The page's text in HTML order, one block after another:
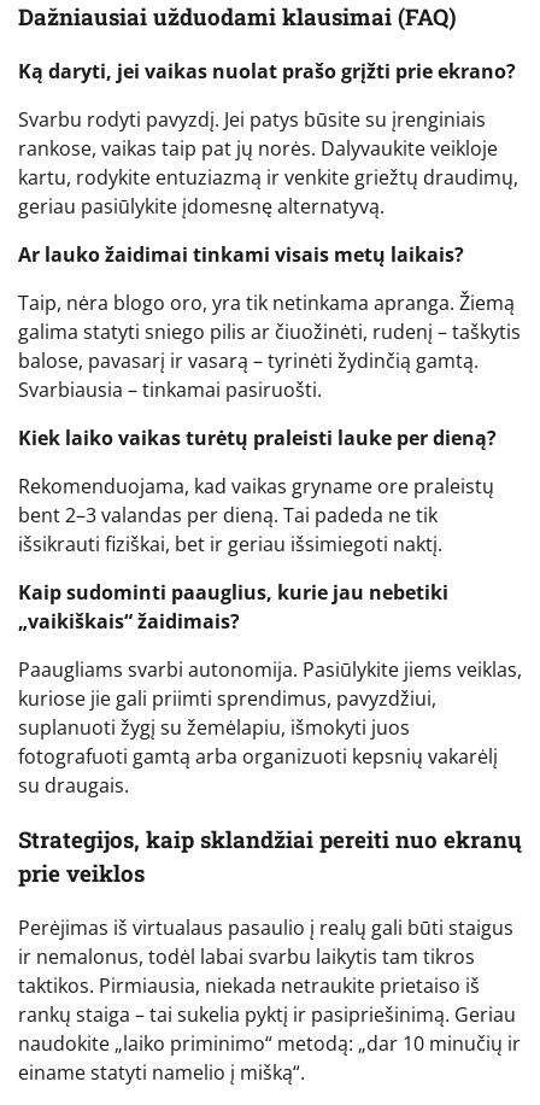
Dažniausiai užduodami klausimai (FAQ)
Ką daryti, jei vaikas nuolat prašo grįžti prie ekrano?
Svarbu rodyti pavyzdį. Jei patys būsite su įrenginiais
rankose, vaikas taip pat jų norės. Dalyvaukite veikloje
kartu, rodykite entuziazmą ir venkite griežtų draudimų,
geriau pasiūlykite įdomesnę alternatyvą.
Ar lauko žaidimai tinkami visais metų laikais?
Taip, nėra blogo oro, yra tik netinkama apranga. Žiemą
galima statyti sniego pilis ar čiuožinėti, rudenį – taškytis
balose, pavasarį ir vasarą – tyrinėti žydinčią gamtą.
Svarbiausia – tinkamai pasiruošti.
Kiek laiko vaikas turėtų praleisti lauke per dieną?
Rekomenduojama, kad vaikas gryname ore praleistų
bent 2–3 valandas per dieną. Tai padeda ne tik
išsikrauti fiziškai, bet ir geriau išsimiegoti naktį.
Kaip sudominti paauglius, kurie jau nebetiki
„vaikiškais“ žaidimais?
Paaugliams svarbi autonomija. Pasiūlykite jiems veiklas,
kuriose jie gali priimti sprendimus, pavyzdžiui,
suplanuoti žygį su žemėlapiu, išmokyti juos
fotografuoti gamtą arba organizuoti kepsnių vakarėlį
su draugais.
Strategijos, kaip sklandžiai pereiti nuo ekranų
prie veiklos
Perėjimas iš virtualaus pasaulio į realų gali būti staigus
ir nemalonus, todėl labai svarbu laikytis tam tikros
taktikos. Pirmiausia, niekada netraukite prietaiso iš
rankų staiga – tai sukelia pyktį ir pasipriešinimą. Geriau
naudokite „laiko priminimo“ metodą: „dar 10 minučių ir
einame statyti namelio į mišką“.